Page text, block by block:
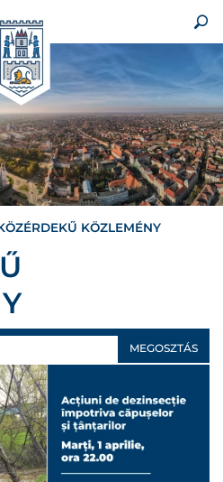
KÖZLEMÉNY
MEGOSZTÁS